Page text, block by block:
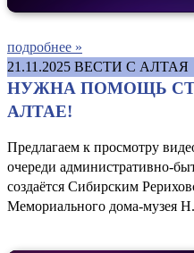
подробнее »
21.11.2025 ВЕСТИ С АЛТАЯ
НУЖНА ПОМОЩЬ
АЛТАЕ!
Предлагаем к просмотру
очереди административно-
создаётся Сибирским
Мемориального дома-музея